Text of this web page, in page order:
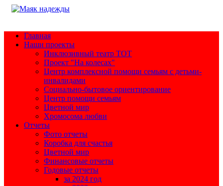
Главная
Наши проекты
Инклюзивный театр ТОТ
Проект "На колесах"
Центр комплексной помощи семьям с детьми-
инвалидами
Социально-бытовое ориентирование
Центр помощи семьям
Цветной мир
Хромосома любви
Отчеты
Фото отчеты
Коробка для счастья
Цветной мир
Финансовые отчеты
Годовые отчеты
за 2024 год